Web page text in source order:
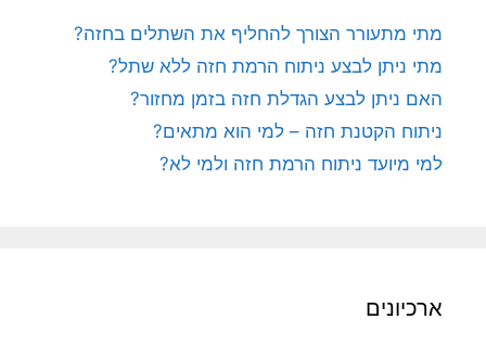
מתי מתעורר הצורך להחליף את השתלים בחזה?
מתי ניתן לבצע ניתוח הרמת חזה ללא שתל?
האם ניתן לבצע הגדלת חזה בזמן מחזור?
ניתוח הקטנת חזה – למי הוא מתאים?
למי מיועד ניתוח הרמת חזה ולמי לא?
ארכיונים